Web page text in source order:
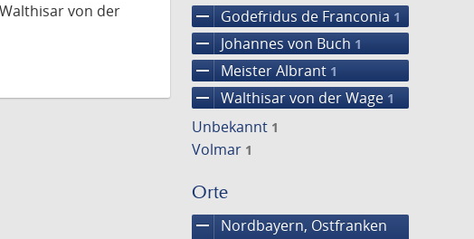
remove Godefridus de Franconia 1
remove Johannes von Buch 1
remove Meister Albrant 1
remove Walthisar von der Wage 1
Unbekannt 1
Volmar 1
Orte
remove
Nordbayern, Ostfranken
von der